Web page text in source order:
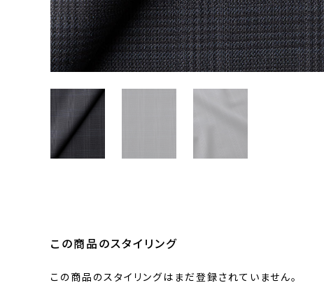
この商品のスタイリング
この商品のスタイリングはまだ登録されていません。